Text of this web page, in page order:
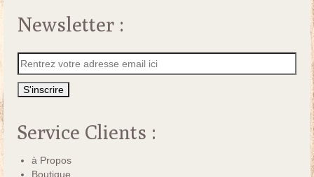
Newsletter :
Service Clients :
à Propos
Boutique